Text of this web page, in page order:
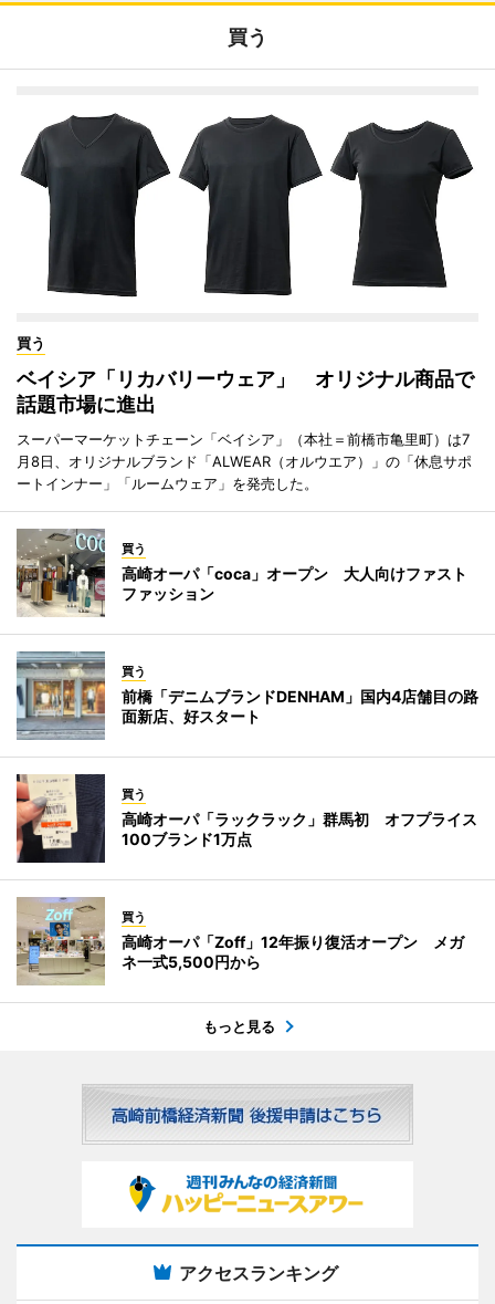
買う
買う
ベイシア「リカバリーウェア」 オリジナル商品で
話題市場に進出
スーパーマーケットチェーン「ベイシア」（本社＝前橋市亀里町）は7
月8日、オリジナルブランド「ALWEAR（オルウエア）」の「休息サポ
ートインナー」「ルームウェア」を発売した。
買う
高崎オーパ「coca」オープン 大人向けファスト
ファッション
買う
前橋「デニムブランドDENHAM」国内4店舗目の路
面新店、好スタート
買う
高崎オーパ「ラックラック」群馬初 オフプライス
100ブランド1万点
買う
高崎オーパ「Zoff」12年振り復活オープン メガ
ネ一式5,500円から
もっと見る
アクセスランキング